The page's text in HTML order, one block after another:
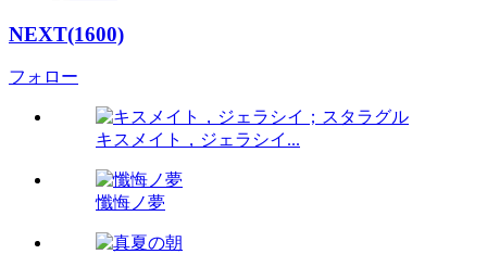
NEXT(1600)
フォロー
キスメイト，ジェラシイ...
懺悔ノ夢